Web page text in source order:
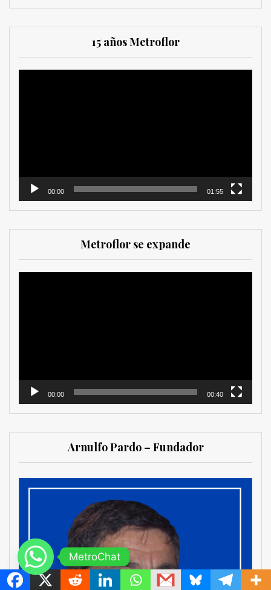
15 años Metroflor
00:00 01:55
Metroflor se expande
00:00 00:40
Arnulfo Pardo – Fundador
MetroChat